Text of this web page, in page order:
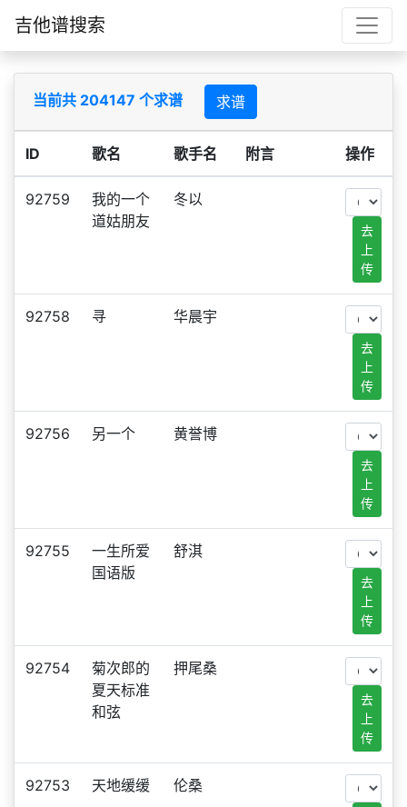
吉他谱搜索
当前共 204147 个求谱 求谱
ID 歌名 歌手名 附言 操作
92759
我的一个
道姑朋友
冬以
去
上
传
92758 寻 华晨宇
去
上
传
92756 另一个 黄誉博
去
上
传
92755
一生所爱
国语版
舒淇
去
上
传
92754
菊次郎的
夏天标准
和弦
押尾桑
去
上
传
92753 天地缓缓 伦桑